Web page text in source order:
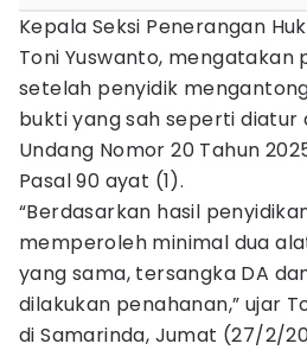
Kepala Seksi Penerangan
Toni Yuswanto, mengatakan
setelah penyidik
bukti yang sah seperti diatur
Undang Nomor 20 Tahun
Pasal 90 ayat (1).
“Berdasarkan hasil
memperoleh minimal dua
yang sama, tersangka DA
dilakukan penahanan,” ujar
di Samarinda, Jumat (27/2/